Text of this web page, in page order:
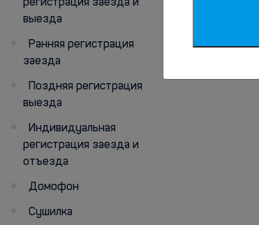
регистрация заезда и
выезда
Ранняя регистрация
заезда
Поздняя регистрация
выезда
Индивидуальная
регистрация заезда и
отъезда
Домофон
Сушилка